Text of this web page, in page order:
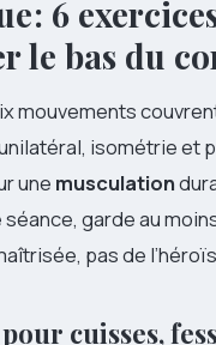
: 6
le bas du
mouvements
isométrie et
une musculation
garde au
pas de
cuisses,